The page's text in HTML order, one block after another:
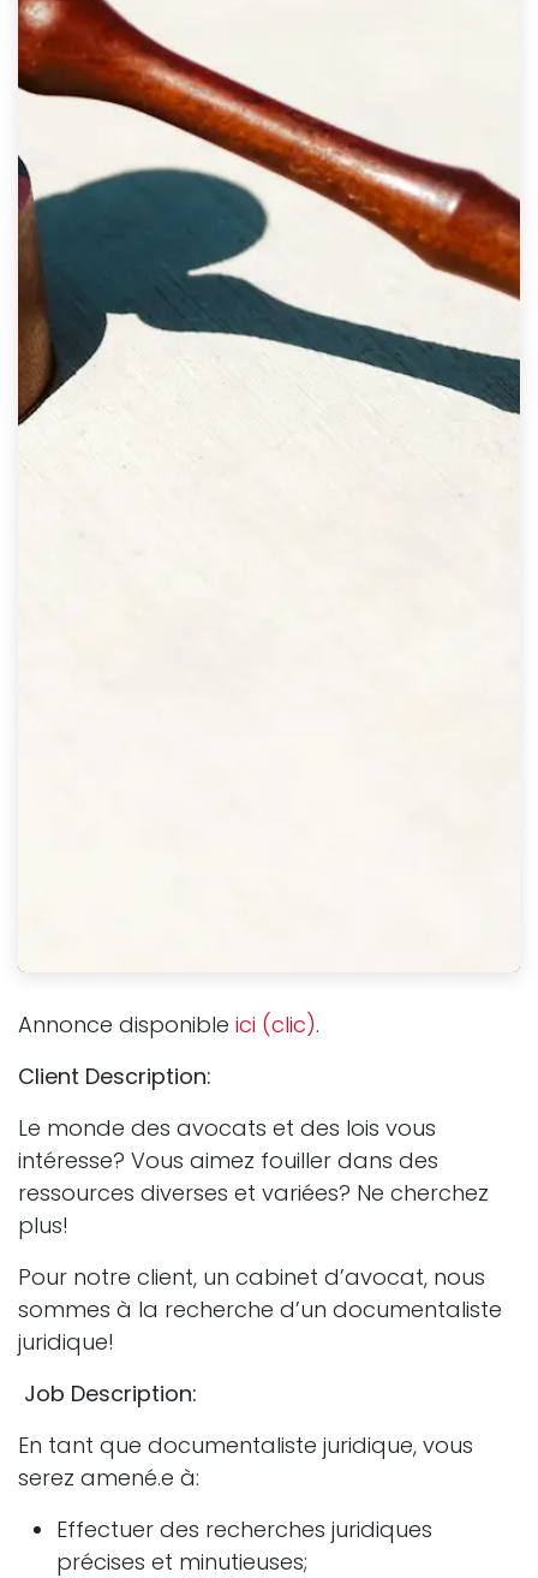
Annonce disponible ici (clic).
Client Description:
Le monde des avocats et des lois vous
intéresse? Vous aimez fouiller dans des
ressources diverses et variées? Ne cherchez
plus!
Pour notre client, un cabinet d’avocat, nous
sommes à la recherche d’un documentaliste
juridique!
Job Description:
En tant que documentaliste juridique, vous
serez amené.e à:
Effectuer des recherches juridiques
précises et minutieuses;